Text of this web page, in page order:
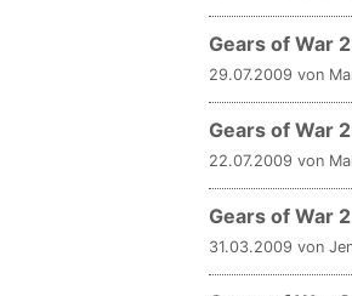
Gears of War
29.07.2009 von
Gears of War
22.07.2009 von
Gears of War
31.03.2009 von